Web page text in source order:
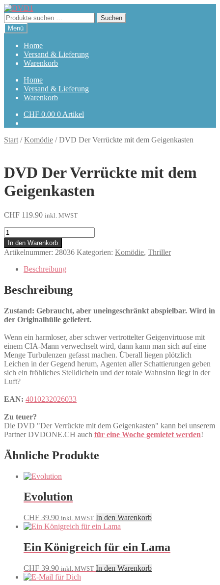
Zur
Navigation
springen
Zum
Inhalt
springen
Suchen
nach:
Suchen
Menü
Home
Versand & Lieferung
Warenkorb
Home
Versand & Lieferung
Warenkorb
CHF 0.00 0 Artikel
Start /Komödie /DVD Der Verrückte mit dem Geigenkasten
DVD Der Verrückte mit dem
Geigenkasten
CHF 119.90 inkl. MWST
Der
Verrückte
mit
dem
Geigenkasten
Menge
In den Warenkorb
Artikelnummer: 28036 Kategorien: Komödie, Thriller
Beschreibung
Beschreibung
Zustand: Gebraucht, aber uneingeschränkt abspielbar. Wird in
der Originalhülle geliefert.
Wenn ein harmloser, aber schwer vertrottelter Geigenvirtuose mit
einem CIA-Mann verwechselt wird, dann kann man sich auf eine
Menge Turbulenzen gefasst machen. Überall liegen plötzlich
Leichen in der Gegend herum, Agenten aller Schattierungen geben
sich ein fröhliches Stelldichein und der totale Wahnsinn liegt in der
Luft?
EAN: 4010232026033
Zu teuer?
Die DVD "Der Verrückte mit dem Geigenkasten" kann bei unserem
Partner DVDONE.CH auch für eine Woche gemietet werden!
Ähnliche Produkte
Evolution
CHF 39.90 inkl. MWST In den Warenkorb
Ein Königreich für ein Lama
CHF 39.90 inkl. MWST In den Warenkorb